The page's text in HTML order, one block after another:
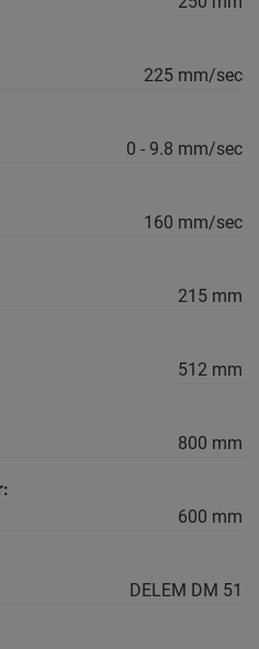
225 mm/sec
0 - 9.8 mm/sec
160 mm/sec
215 mm
512 mm
800 mm
600 mm
DELEM DM 51